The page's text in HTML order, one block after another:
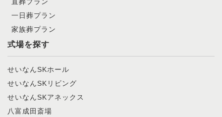
一日葬プラン
家族葬プラン
式場を探す
せいなんSKホール
せいなんSKリビング
せいなんSKアネックス
八富成田斎場